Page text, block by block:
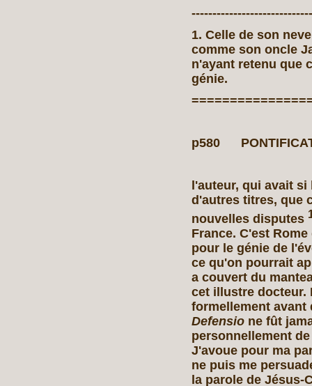
-----------------------------
1. Celle de son
comme son oncle
n'ayant retenu que
génie.
p580
l'auteur, qui avait
d'autres titres, que
nouvelles disputes
France. C'est
pour le génie de
ce qu'on pourrait
a couvert du
cet illustre docteur.
formellement avant
Defensio ne fût
personnellement
J'avoue pour ma
ne puis me
la parole de